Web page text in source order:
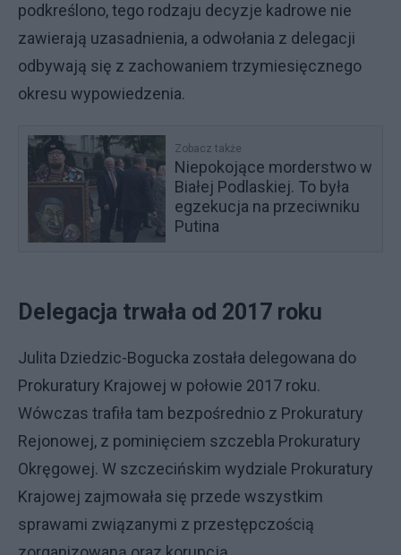
podkreślono, tego rodzaju decyzje kadrowe nie
zawierają uzasadnienia, a odwołania z delegacji
odbywają się z zachowaniem trzymiesięcznego
okresu wypowiedzenia.
Zobacz także
Niepokojące morderstwo w
Białej Podlaskiej. To była
egzekucja na przeciwniku
Putina
Delegacja trwała od 2017 roku
Julita Dziedzic-Bogucka została delegowana do
Prokuratury Krajowej w połowie 2017 roku.
Wówczas trafiła tam bezpośrednio z Prokuratury
Rejonowej, z pominięciem szczebla Prokuratury
Okręgowej. W szczecińskim wydziale Prokuratury
Krajowej zajmowała się przede wszystkim
sprawami związanymi z przestępczością